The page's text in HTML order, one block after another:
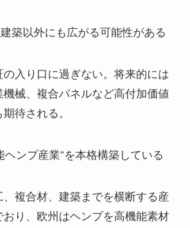
築以外にも広がる可能性がある
入り口に過ぎない。将来的には
械、複合パネルなど高付加価値
待される。
ヘンプ産業”を本格構築している
複合材、建築までを横断する産
り、欧州はヘンプを高機能素材